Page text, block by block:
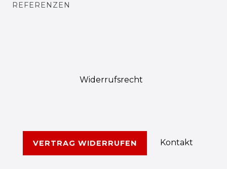
REFERENZEN
Widerrufs­recht
VERTRAG WIDERRUFEN Kontakt